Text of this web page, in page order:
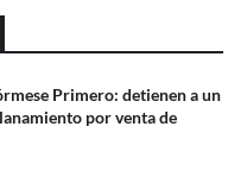
Primero: detienen a un
por venta de